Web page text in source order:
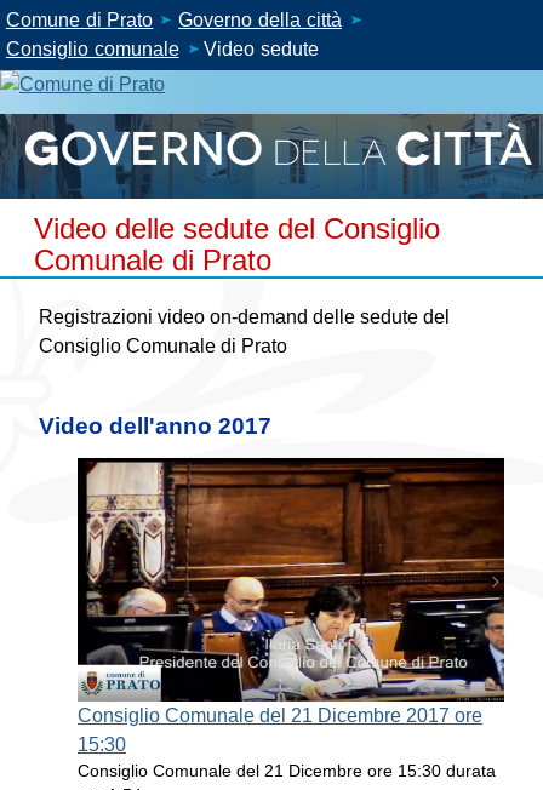
Comune di Prato
Governo della città
Consiglio comunale
Video sedute
Video delle sedute del Consiglio
Comunale di Prato
Registrazioni video on-demand delle sedute del
Consiglio Comunale di Prato
Video dell'anno 2017
Consiglio Comunale del 21 Dicembre 2017 ore
15:30
Consiglio Comunale del 21 Dicembre ore 15:30 durata